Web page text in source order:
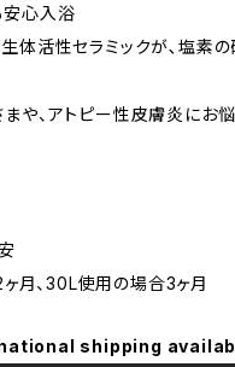
心入浴
体活性セラミックが､塩素の
や、アトピー性皮膚炎にお
月、30L使用の場合3ヶ月
shipping